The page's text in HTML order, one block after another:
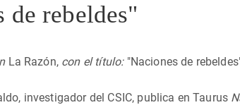
de rebeldes"
La Razón, con el título:"Naciones de
investigador del CSIC, publica en Taurus